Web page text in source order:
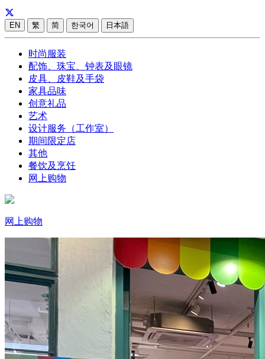
EN 繁 简 한국어 日本語
时尚服装
配饰、珠宝、钟表及眼镜
皮具、皮鞋及手袋
家具品味
创意礼品
艺术
设计服务（工作室）
期间限定店
其他
餐饮及烹饪
网上购物
网上购物